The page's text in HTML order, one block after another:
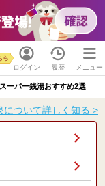
ログイン
ら
履歴 メニュー
ーパー銭湯おすすめ2選
について詳しく知る >